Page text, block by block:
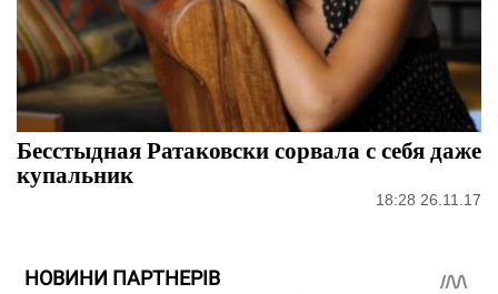
Бесстыдная Ратаковски сорвала с себя даже
купальник
18:28 26.11.17
НОВИНИ ПАРТНЕРІВ